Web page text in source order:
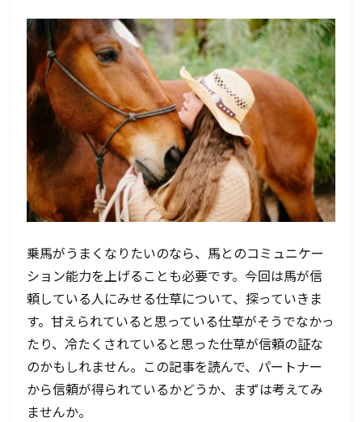
乗馬がうまくなりたいのなら、馬とのコミュニケー
ション能力を上げることも必要です。今回は馬が信
頼している人にみせる仕草について、探っていきま
す。甘えられていると思っている仕草がそうでなかっ
たり、冷たくされていると思った仕草が信頼の証な
のかもしれません。この記事を読んで、パートナー
から信頼が得られているかどうか、まずは考えてみ
ませんか。